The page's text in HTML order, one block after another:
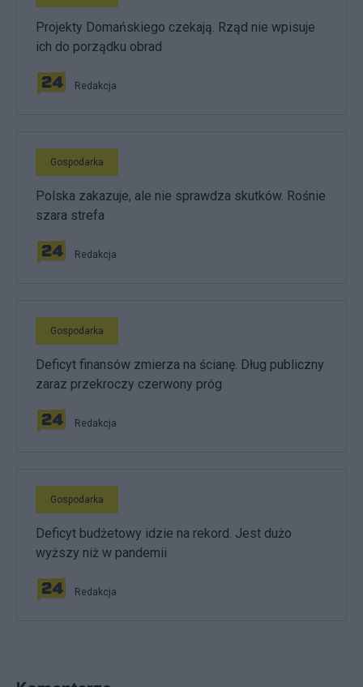
Projekty Domańskiego czekają. Rząd nie wpisuje
ich do porządku obrad
Redakcja
Gospodarka
Polska zakazuje, ale nie sprawdza skutków. Rośnie
szara strefa
Redakcja
Gospodarka
Deficyt finansów zmierza na ścianę. Dług publiczny
zaraz przekroczy czerwony próg
Redakcja
Gospodarka
Deficyt budżetowy idzie na rekord. Jest dużo
wyższy niż w pandemii
Redakcja